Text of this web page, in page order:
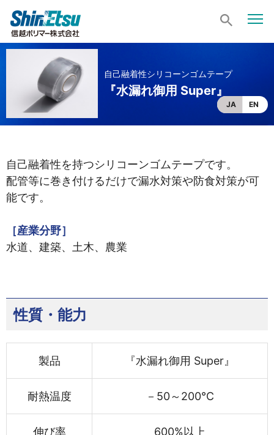
自己融着性シリコーンゴムテープ
『水漏れ御用 Super』
JA EN
自己融着性を持つシリコーンゴムテープです。
配管等に巻き付けるだけで漏水対策や防食対策が可
能です。
［産業分野］
水道、建築、土木、農業
性質・能力
製品 『水漏れ御用 Super』
耐熱温度 －50～200℃
伸び率 600%以上